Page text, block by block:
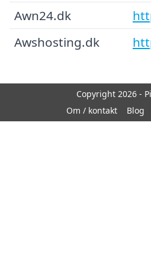
Awn24.dk
Awshosting.dk
Copyright 2026 -
Om / kontakt
Blog